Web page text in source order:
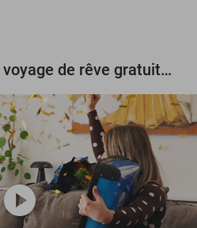
Tentez de gagner un voyage de rêve gratuit d'une valeur de 3.000 € !
play_circle